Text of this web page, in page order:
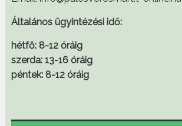
Általános ügyintézési idő:
hétfő: 8-12 óráig
szerda: 13-16 óráig
péntek: 8-12 óráig